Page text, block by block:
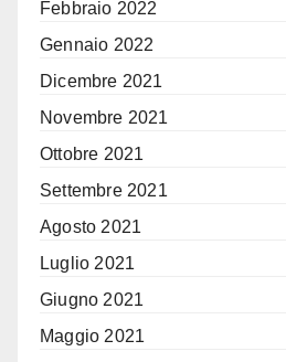
Febbraio 2022
Gennaio 2022
Dicembre 2021
Novembre 2021
Ottobre 2021
Settembre 2021
Agosto 2021
Luglio 2021
Giugno 2021
Maggio 2021